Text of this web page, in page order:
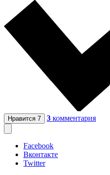
Нравится 7 3 комментария
Facebook
Вконтакте
Twitter